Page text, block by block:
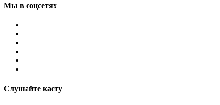
Мы в соцсетях
Слушайте касту